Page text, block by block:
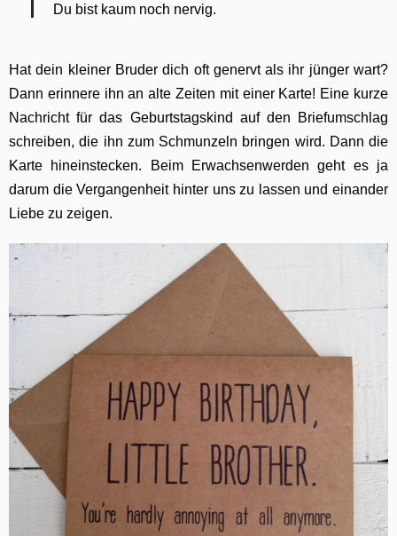
Du bist kaum noch nervig.
Hat dein kleiner Bruder dich oft genervt als ihr jünger wart?
Dann erinnere ihn an alte Zeiten mit einer Karte! Eine kurze
Nachricht für das Geburtstagskind auf den Briefumschlag
schreiben, die ihn zum Schmunzeln bringen wird. Dann die
Karte hineinstecken. Beim Erwachsenwerden geht es ja
darum die Vergangenheit hinter uns zu lassen und einander
Liebe zu zeigen.